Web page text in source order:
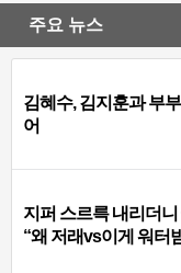
주요 뉴스
김혜수, 김지훈과 부
어
지퍼 스르륵 내리더
“왜 저래vs이게 워터